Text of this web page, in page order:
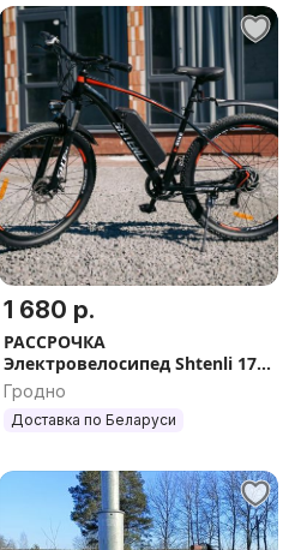
1 680 р.
РАССРОЧКА
Электровелосипед Shtenli 17
7,8A без прав
Гродно
Доставка по Беларуси